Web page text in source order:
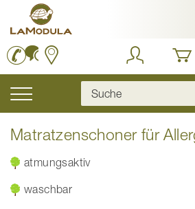
Inhalt
springen
Navigation
Matratzenschoner für
atmungsaktiv
waschbar